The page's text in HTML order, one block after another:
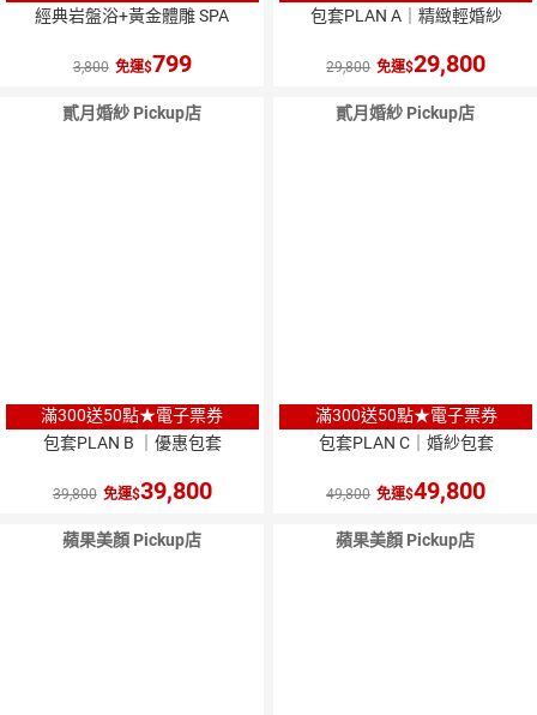
經典岩盤浴+黃金體雕 SPA
3,800 免運 799
包套PLAN A｜精緻輕婚紗
29,800 免運 29,800
貳月婚紗 Pickup店
滿300送50點★電子票券
包套PLAN B ｜優惠包套
39,800 免運 39,800
貳月婚紗 Pickup店
滿300送50點★電子票券
包套PLAN C｜婚紗包套
49,800 免運 49,800
蘋果美顏 Pickup店 蘋果美顏 Pickup店